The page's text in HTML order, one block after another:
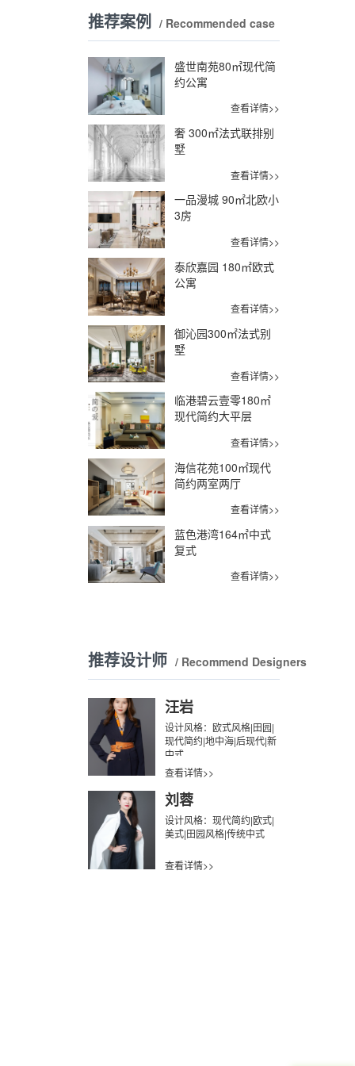
推荐案例 / Recommended case
盛世南苑80㎡现代简
约公寓
查看详情>>
奢 300㎡法式联排别
墅
查看详情>>
一品漫城 90㎡北欧小
3房
查看详情>>
泰欣嘉园 180㎡欧式
公寓
查看详情>>
御沁园300㎡法式别
墅
查看详情>>
临港碧云壹零180㎡
现代简约大平层
查看详情>>
海信花苑100㎡现代
简约两室两厅
查看详情>>
蓝色港湾164㎡中式
复式
查看详情>>
推荐设计师 / Recommend Designers
汪岩
设计风格：欧式风格|田园|
现代简约|地中海|后现代|新
中式
查看详情>>
刘蓉
设计风格：现代简约|欧式|
美式|田园风格|传统中式
查看详情>>